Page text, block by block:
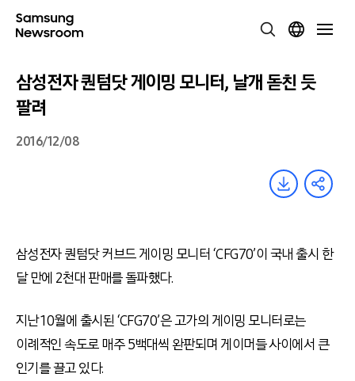
삼성전자 퀀텀닷 게이밍 모니터, 날개 돋친 듯
팔려
2016/12/08
삼성전자 퀀텀닷 커브드 게이밍 모니터 ‘CFG70’이 국내 출시 한
달 만에 2천대 판매를 돌파했다.
지난 10월에 출시된 ‘CFG70’은 고가의 게이밍 모니터로는
이례적인 속도로 매주 5백대씩 완판되며 게이머들 사이에서 큰
인기를 끌고 있다.